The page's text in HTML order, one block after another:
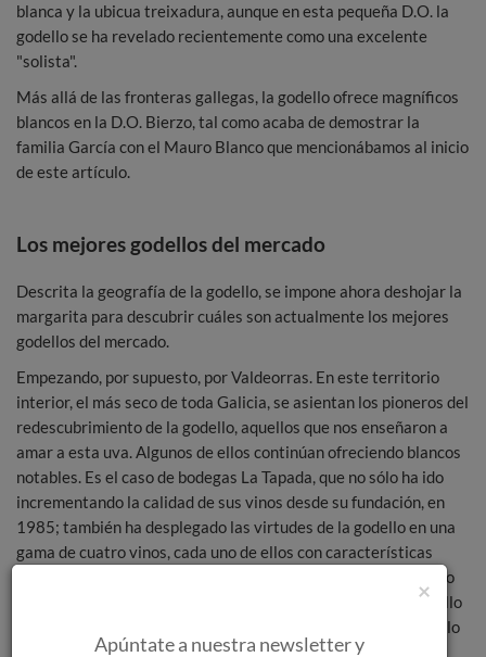
blanca y la ubicua treixadura, aunque en esta pequeña D.O. la
godello se ha revelado recientemente como una excelente
"solista".
Más allá de las fronteras gallegas, la godello ofrece magníficos
blancos en la D.O. Bierzo, tal como acaba de demostrar la
familia García con el Mauro Blanco que mencionábamos al inicio
de este artículo.
Los mejores godellos del mercado
Descrita la geografía de la godello, se impone ahora deshojar la
margarita para descubrir cuáles son actualmente los mejores
godellos del mercado.
Empezando, por supuesto, por Valdeorras. En este territorio
interior, el más seco de toda Galicia, se asientan los pioneros del
redescubrimiento de la godello, aquellos que nos enseñaron a
amar a esta uva. Algunos de ellos continúan ofreciendo blancos
notables. Es el caso de bodegas La Tapada, que no sólo ha ido
incrementando la calidad de sus vinos desde su fundación, en
1985; también ha desplegado las virtudes de la godello en una
gama de cuatro vinos, cada uno de ellos con características
diferenciadas: el joven y fragante Guitián Godello, el complejo
Guitián Godello sobre Lías, el blanco de guarda Guitián Godello
Fermentado en Barrica y, por último, el exótico Guitián Godello
Fermentado en Acacia, que introduce una interesante
×
Apúntate a nuestra newsletter y